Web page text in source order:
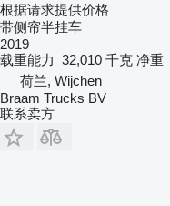
根据请求提供价格
带侧帘半挂车
2019
载重能力 32,010 千克 净重
荷兰, Wijchen
Braam Trucks BV
联系卖方